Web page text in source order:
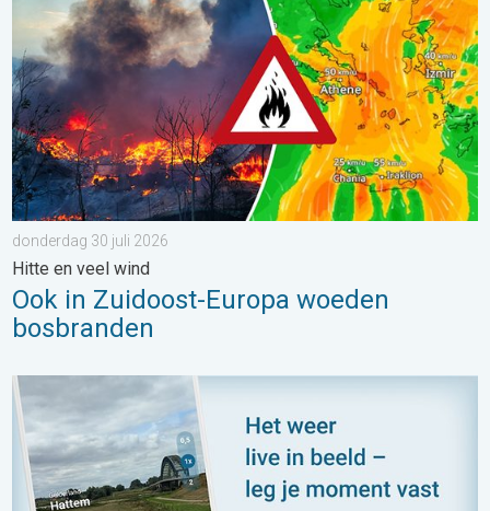
donderdag 30 juli 2026
Hitte en veel wind
Ook in Zuidoost-Europa woeden
bosbranden
Impressies maken, momenten delen. Deel wat je ziet!. . .